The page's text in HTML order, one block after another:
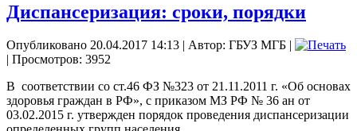
Диспансеризация: сроки, порядки
Опубликовано 20.04.2017 14:13 | Автор: ГБУЗ МГБ |
| Просмотров: 3952
В соответствии со ст.46 ФЗ №323 от 21.11.2011 г. «Об основах
здоровья граждан в РФ», с приказом МЗ РФ № 36 ан от
03.02.2015 г. утвержден порядок проведения диспансеризации